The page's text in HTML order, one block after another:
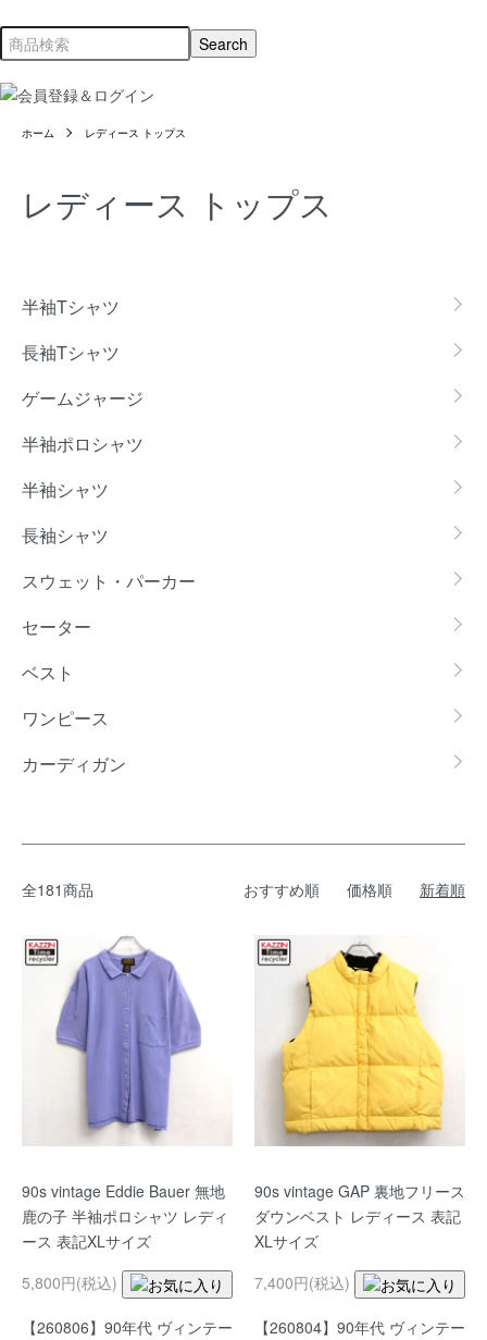
ホーム レディース トップス
レディース トップス
半袖Tシャツ
長袖Tシャツ
ゲームジャージ
半袖ポロシャツ
半袖シャツ
長袖シャツ
スウェット・パーカー
セーター
ベスト
ワンピース
カーディガン
全181商品 おすすめ順 価格順 新着順
90s vintage Eddie Bauer 無地
鹿の子 半袖ポロシャツ レディ
ース 表記XLサイズ
5,800円(税込)
【260806】90年代 ヴィンテー
90s vintage GAP 裏地フリース
ダウンベスト レディース 表記
XLサイズ
7,400円(税込)
【260804】90年代 ヴィンテー